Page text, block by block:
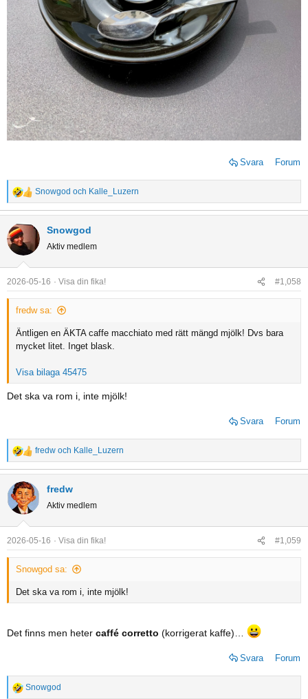
Svara Forum
R
e
a
c
t
i
o
n
Snowgod och Kalle_Luzern
Snowgod
Aktiv medlem
2026-05-16 Visa din fika! #1,058
fredw sa:
Äntligen en ÄKTA caffe macchiato med rätt mängd mjölk! Dvs bara
mycket litet. Inget blask.
Visa bilaga 45475
Det ska va rom i, inte mjölk!
Svara Forum
R
e
a
c
t
i
o
n
fredw och Kalle_Luzern
fredw
Aktiv medlem
2026-05-16 Visa din fika! #1,059
Snowgod sa:
Det ska va rom i, inte mjölk!
Det finns men heter caffé corretto (korrigerat kaffe)…
Svara Forum
R
Snowgod